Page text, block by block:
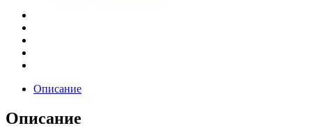
Описание
Описание